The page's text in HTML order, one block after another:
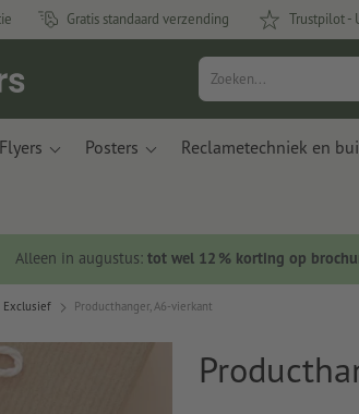
Gratis standaard verzending Trustpilot -
Flyers Posters Reclametechniek en
Alleen in augustus: tot wel 12 % korting op
Exclusief Producthanger, A6-vierkant